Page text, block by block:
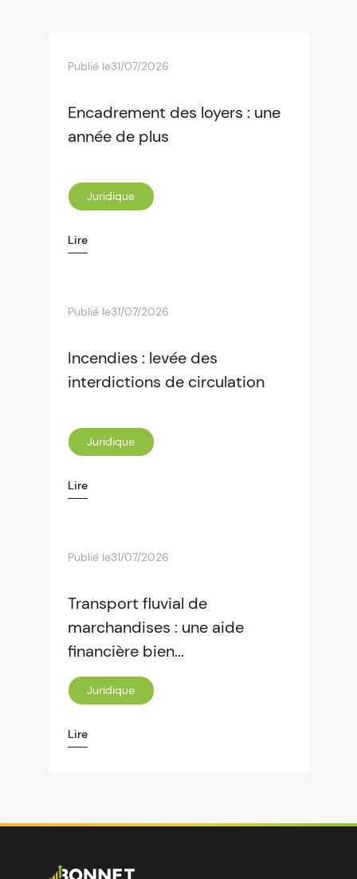
Publié le31/07/2026
Encadrement des loyers : une
année de plus
Juridique
Lire
Publié le31/07/2026
Incendies : levée des
interdictions de circulation
Juridique
Lire
Publié le31/07/2026
Transport fluvial de
marchandises : une aide
financière bien...
Juridique
Lire
Image